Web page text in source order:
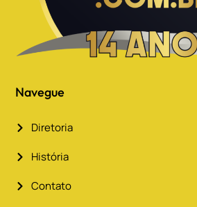
Navegue
Diretoria
História
Contato